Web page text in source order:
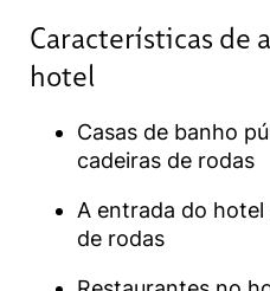
Características de
hotel​
Casas de banho
cadeiras de rodas
A entrada do hotel
de rodas